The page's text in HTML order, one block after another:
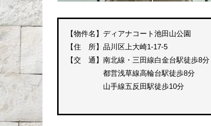
【物件名】ディアナコート池田山公園
【住 所】品川区上大崎1-17-5
【交 通】南北線・三田線白金台駅徒歩8分
都営浅草線高輪台駅徒歩8分
山手線五反田駅徒歩10分